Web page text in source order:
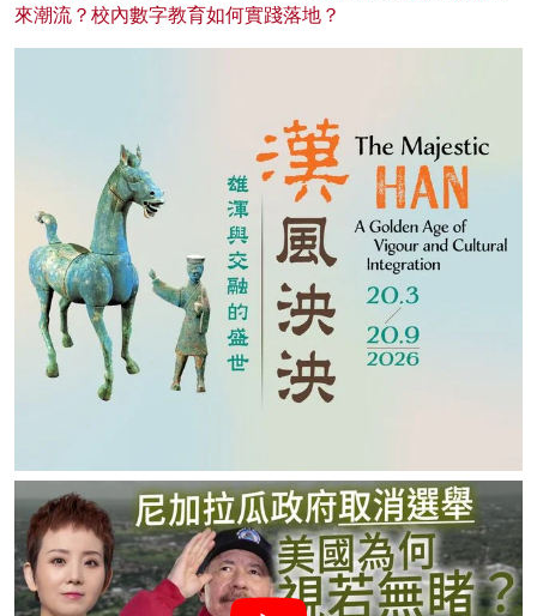
來潮流？校內數字教育如何實踐落地？